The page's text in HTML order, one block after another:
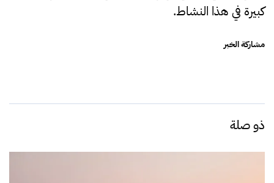
كبيرة في هذا النشاط.
مشاركة الخبر
ذو صلة